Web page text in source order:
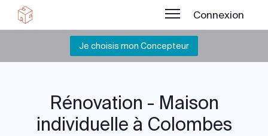
Connexion
Je choisis mon Concepteur
Rénovation - Maison
individuelle à Colombes